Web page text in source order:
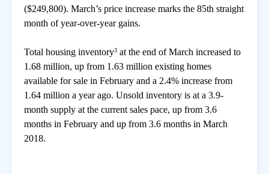
房地產年鑑
訂閱電子報
($249,800). March’s price increase marks the 85th straight
month of year-over-year gains.
Total housing inventory3 at the end of March increased to
1.68 million, up from 1.63 million existing homes
available for sale in February and a 2.4% increase from
1.64 million a year ago. Unsold inventory is at a 3.9-
month supply at the current sales pace, up from 3.6
months in February and up from 3.6 months in March
2018.